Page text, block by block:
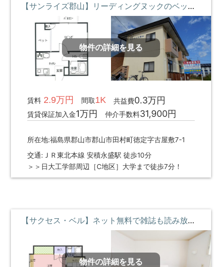
【サンライズ郡山】リーディングヌックのベッドがある部屋 ②階 **即入居募集中**
物件の詳細を見る
賃料2.9万円 間取1K 共益費0.3万円
賃貸保証加入金1万円 仲介手数料31,900円
所在地:福島県郡山市郡山市田村町徳定字古屋敷7-1
交通:ＪＲ東北本線 安積永盛駅 徒歩10分
＞＞日大工学部周辺［C地区］大学まで徒歩7分！
【サクセス・ベル】ネット無料で雑誌も読み放題♪ロフトベッド付 ②階 **即入居募集中**
物件の詳細を見る